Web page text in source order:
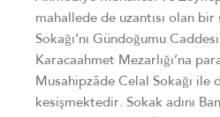
mahallede de uzantısı olan
Sokağı’nı Gündoğumu
Karacaahmet Mezarlığı’na
Musahipzâde Celal Sokağı ile
kesişmektedir. Sokak adını